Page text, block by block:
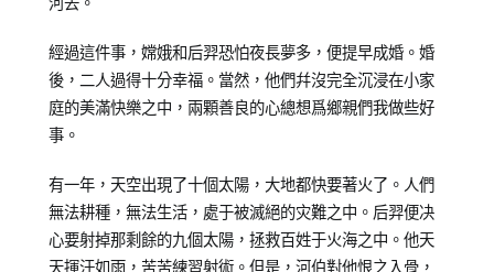
經過這件事，嫦娥和后羿恐怕夜長夢多，便提早成婚。婚
後，二人過得十分幸福。當然，他們幷沒完全沉浸在小家
庭的美滿快樂之中，兩顆善良的心總想爲鄉親們我做些好
事。
有一年，天空出現了十個太陽，大地都快要著火了。人們
無法耕種，無法生活，處于被滅絕的灾難之中。后羿便决
心要射掉那剩餘的九個太陽，拯救百姓于火海之中。他天
天揮汗如雨，苦苦練習射術。但是，河伯對他恨之入骨，